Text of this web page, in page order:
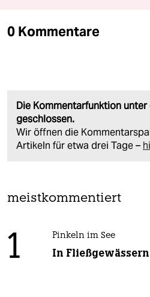
0 Kommentare
Die Kommentarfunktion
geschlossen.
Wir öffnen die
Artikeln für etwa drei Tage –
meistkommentiert
1 Pinkeln im See
In Fließgewässern